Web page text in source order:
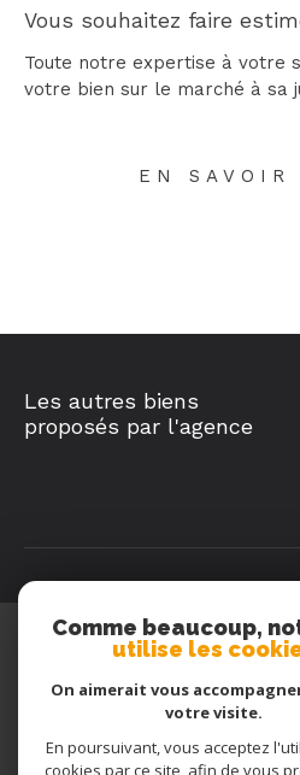
Vous souhaitez faire
Toute notre expertise à votre
votre bien sur le marché à sa
EN SAVOIR
Les autres biens
proposés par l'agence
Queyras
04 92 45 45
Comme beaucoup,
utilise les
On aimerait vous
votre visite.
En poursuivant, vous acceptez
cookies par ce site, afin de vous